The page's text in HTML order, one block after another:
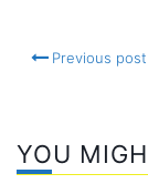
Previous post
YOU